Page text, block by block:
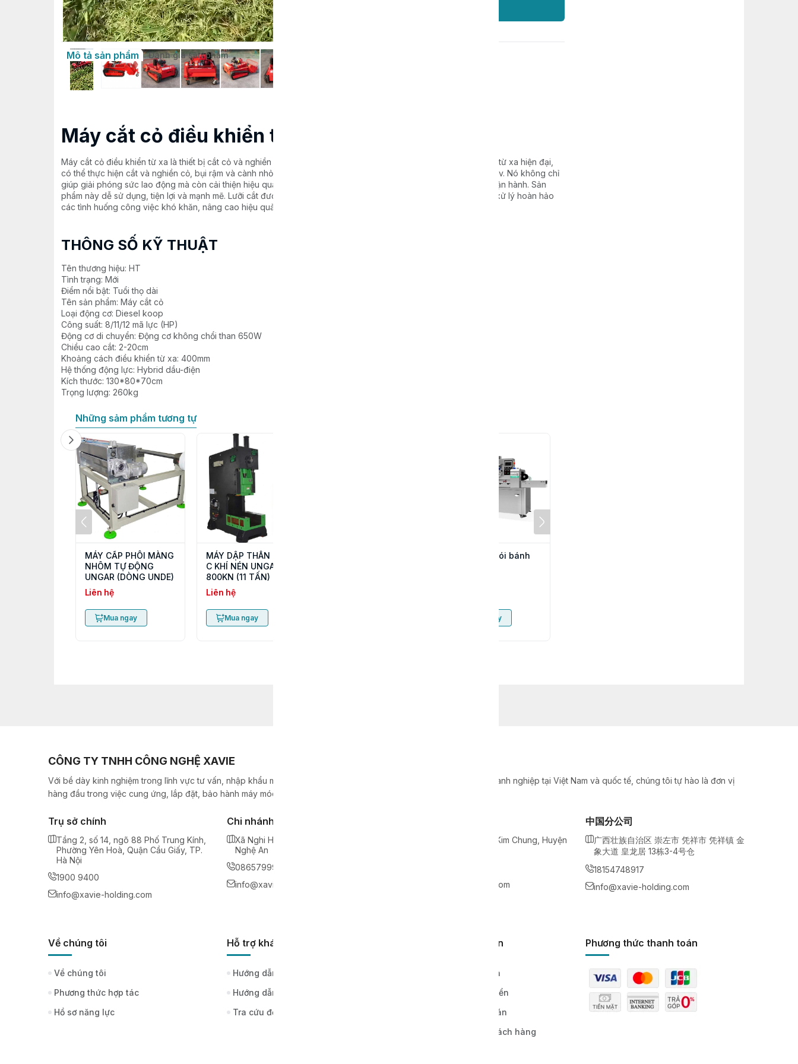
Mô tả sản phẩm Đánh giá sản phẩm
Máy cắt cỏ điều khiển từ xa
Máy cắt cỏ điều khiển từ xa là thiết bị cắt cỏ và nghiền cỏ tiên tiến. Sản phẩm này sử dụng công nghệ điều khiển từ xa hiện đại,
có thể thực hiện cắt và nghiền cỏ, bụi rậm và cành nhỏ từ xa trong các khu vườn, vườn cây ăn quả, đất hoang, v.v. Nó không chỉ
giúp giải phóng sức lao động mà còn cải thiện hiệu quả công việc, chất lượng công việc và an toàn cho người vận hành. Sản
phẩm này dễ sử dụng, tiện lợi và mạnh mẽ. Lưỡi cắt được thiết kế độc đáo, dày dặn, làm từ thép mangan, có thể xử lý hoàn hảo
các tình huống công việc khó khăn, nâng cao hiệu quả nghiền và kéo dài đáng kể tuổi thọ sản phẩm.
THÔNG SỐ KỸ THUẬT
Tên thương hiệu: HT
Tình trạng: Mới
Điểm nổi bật: Tuổi thọ dài
Tên sản phẩm: Máy cắt cỏ
Loại động cơ: Diesel koop
Công suất: 8/11/12 mã lực (HP)
Động cơ di chuyển: Động cơ không chổi than 650W
Chiều cao cắt: 2-20cm
Khoảng cách điều khiển từ xa: 400mm
Hệ thống động lực: Hybrid dầu-điện
Kích thước: 130*80*70cm
Trọng lượng: 260kg
Những sảm phẩm tương tự
MÁY CẤP PHÔI MÀNG
NHÔM TỰ ĐỘNG
UNGAR (DÒNG UNDE)
Liên hệ
Mua ngay
MÁY DẬP THÂN CHỮ
C KHÍ NÉN UNGAR
800KN (11 TẤN)
Liên hệ
Mua ngay
Máy đóng gói bánh
Mua ngay
CÔNG TY TNHH CÔNG NGHỆ XAVIE
Với bề dày kinh nghiệm trong lĩnh vực tư vấn, nhập khẩu máy móc, dây chuyền, thiết bị sản xuất cho hàng nghìn doanh nghiệp tại Việt Nam và quốc tế, chúng tôi tự hào là đơn vị
hàng đầu trong việc cung ứng, lắp đặt, bảo hành máy móc hàng đầu tại Việt Nam.
Trụ sở chính
Tầng 2, số 14, ngõ 88 Phố Trung Kính,
Phường Yên Hoà, Quận Cầu Giấy, TP.
Hà Nội
1900 9400
info@xavie-holding.com
Chi nhánh Nghệ An
Xã Nghi Hoa, Huyện Nghi Lộc, Tỉnh
Nghệ An
0865799938
info@xavie-holding.com
Lô 2, KCN Lai Xá, Xã Kim Chung, Huyện
info@xavie-holding.com
中国分公司
广西壮族自治区 崇左市 凭祥市 凭祥镇 金
象大道 皇龙居 13栋3-4号仓
18154748917
info@xavie-holding.com
Về chúng tôi
Về chúng tôi
Phương thức hợp tác
Hồ sơ năng lực
Hỗ trợ khách hàng
Hướng dẫn đặt hàng
Hướng dẫn thanh toán
Tra cứu đơn hàng
Quy định, điều khoản
Chính sách bảo hành
Chính sách vận chuyển
Chính sách thanh toán
Bảo mật thông tin khách hàng
Phương thức thanh toán